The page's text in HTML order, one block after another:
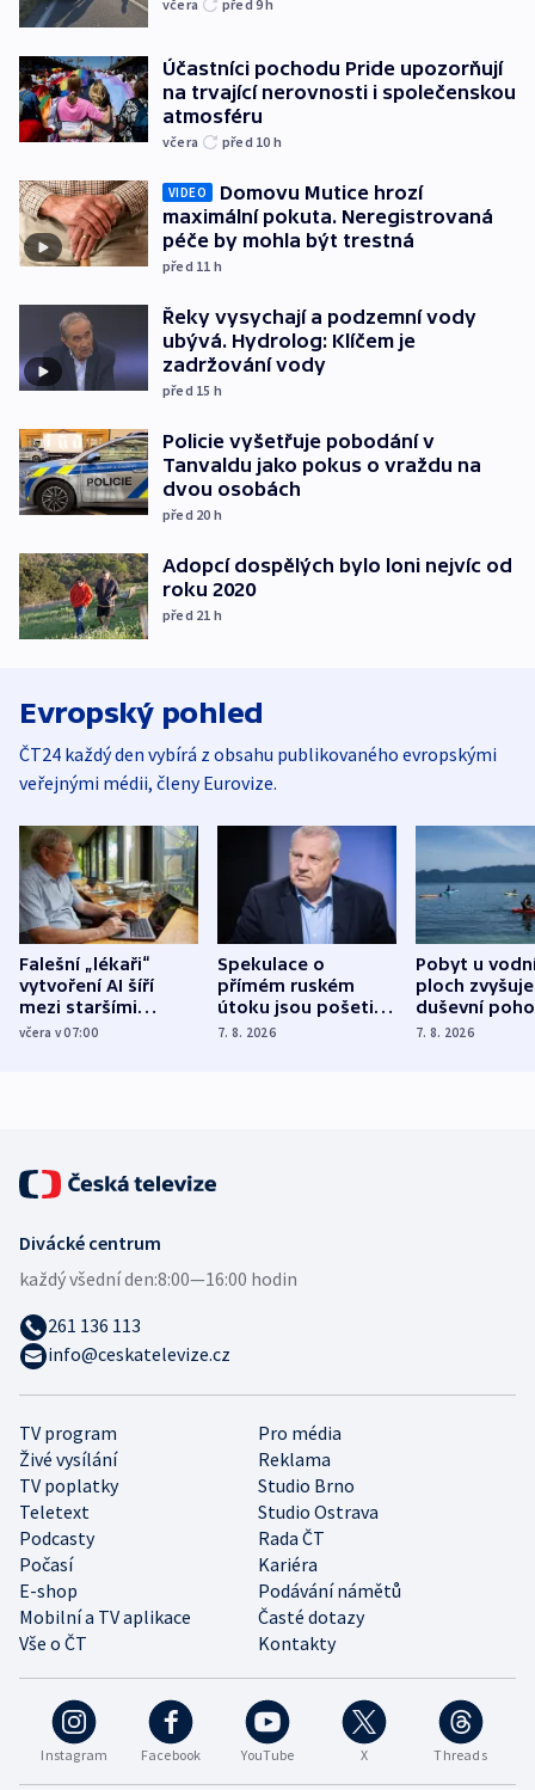
včera před 9h
Účastníci pochodu Pride upozorňují
na trvající nerovnosti i společenskou
atmosféru
včera před 10 h
VIDEO
Domovu Mutice hrozí
maximální pokuta. Neregistrovaná
péče by mohla být trestná
před 11 h
Řeky vysychají a podzemní vody
ubývá. Hydrolog: Klíčem je
zadržování vody
před 15 h
Policie vyšetřuje pobodání v
Tanvaldu jako pokus o vraždu na
dvou osobách
před 20 h
Adopcí dospělých bylo loni nejvíc od
roku 2020
před 21 h
Evropský pohled
ČT24 každý den vybírá z obsahu publikovaného evropskými
veřejnými médii, členy Eurovize.
Falešní „lékaři“
vytvoření AI šíří
mezi staršími
Poláky nebezpečné
včera v 07:00
Spekulace o
přímém ruském
útoku jsou pošetilé,
míní estonský
7. 8. 2026
Pobyt u
ploch zvyšuje
duševní
ukázala
7. 8. 2026
Instagram Facebook YouTube X Threads
TV program
Pro média
Živé vysílání
Reklama
TV poplatky
Studio Brno
Teletext
Studio Ostrava
Podcasty
Rada ČT
Počasí
Kariéra
E-shop
Podávání námětů
Mobilní a TV aplikace
Časté dotazy
Vše o ČT
Kontakty
Divácké centrum
každý všední den:8:00—16:00 hodin
261 136 113
info@ceskatelevize.cz